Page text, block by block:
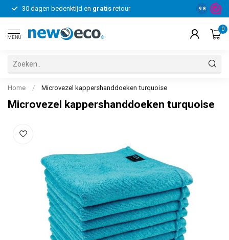
30 dagen bedenktijd en gratis retour Voor
9.8
MENU
0
Home / Microvezel kappershanddoeken turquoise
Microvezel kappershanddoeken turquoise